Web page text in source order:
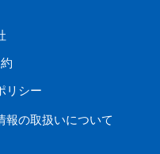
リシー
報の取扱いについて